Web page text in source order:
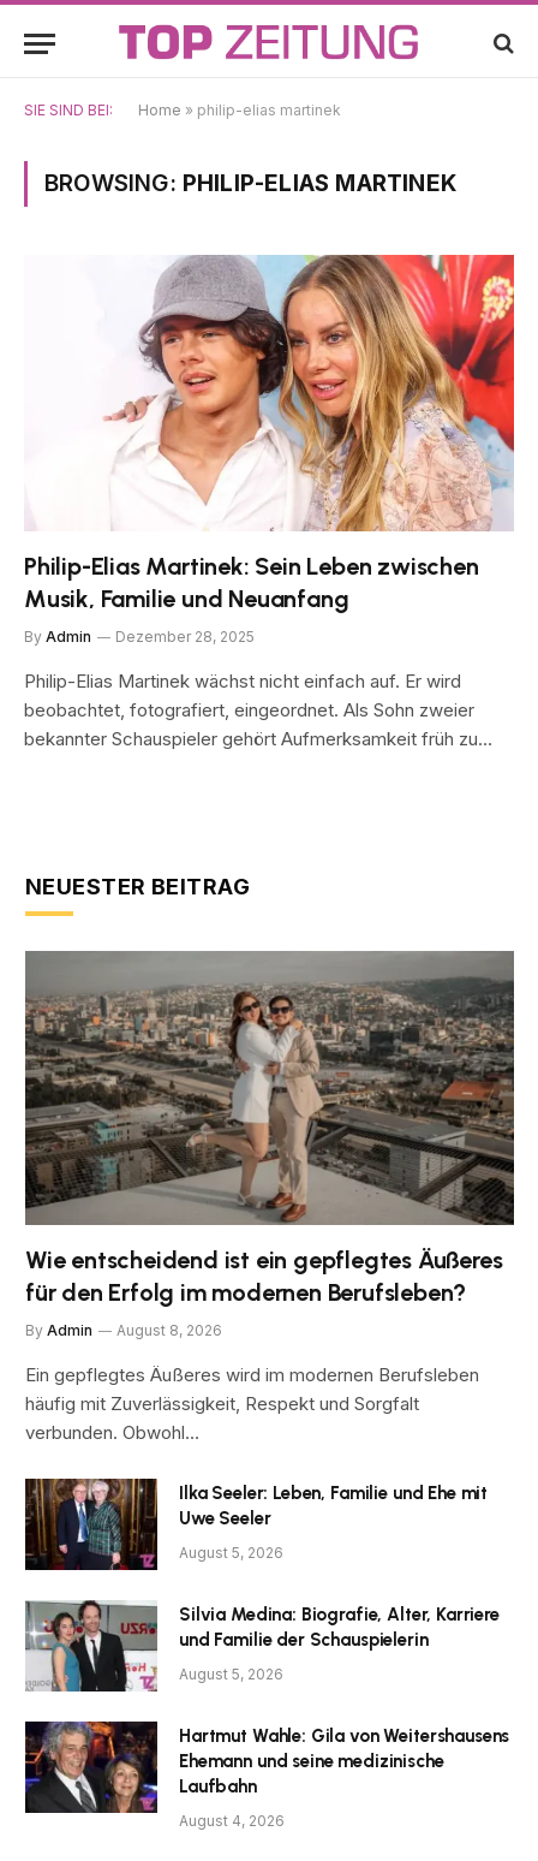
SIE SIND BEI: Home » philip-elias martinek
BROWSING: PHILIP-ELIAS MARTINEK
Philip-Elias Martinek: Sein Leben zwischen
Musik, Familie und Neuanfang
By Admin Dezember 28, 2025
Philip-Elias Martinek wächst nicht einfach auf. Er wird
beobachtet, fotografiert, eingeordnet. Als Sohn zweier
bekannter Schauspieler gehört Aufmerksamkeit früh zu…
NEUESTER BEITRAG
Wie entscheidend ist ein gepflegtes Äußeres
für den Erfolg im modernen Berufsleben?
By Admin August 8, 2026
Ein gepflegtes Äußeres wird im modernen Berufsleben
häufig mit Zuverlässigkeit, Respekt und Sorgfalt
verbunden. Obwohl…
Ilka Seeler: Leben, Familie und Ehe mit
Uwe Seeler
August 5, 2026
Silvia Medina: Biografie, Alter, Karriere
und Familie der Schauspielerin
August 5, 2026
Hartmut Wahle: Gila von Weitershausens
Ehemann und seine medizinische
Laufbahn
August 4, 2026